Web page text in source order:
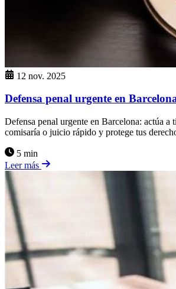
12 nov. 2025
Defensa penal urgente en
Defensa penal urgente en Barcelona: actúa a
comisaría o juicio rápido y protege tus
5 min
Leer más